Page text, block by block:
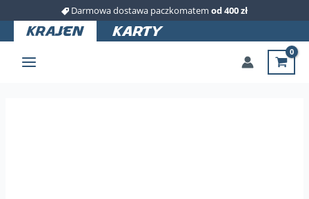
do
treści
Darmowa dostawa paczkomatem od 400 zł